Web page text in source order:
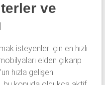
ve
isteyenler için en hızlı
elden çıkarıp
hızla gelişen